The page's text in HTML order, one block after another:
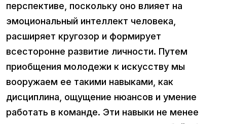
перспективе, поскольку оно влияет на
эмоциональный интеллект человека,
расширяет кругозор и формирует
всесторонне развитие личности. Путем
приобщения молодежи к искусству мы
вооружаем ее такими навыками, как
дисциплина, ощущение нюансов и умение
работать в команде. Эти навыки не менее